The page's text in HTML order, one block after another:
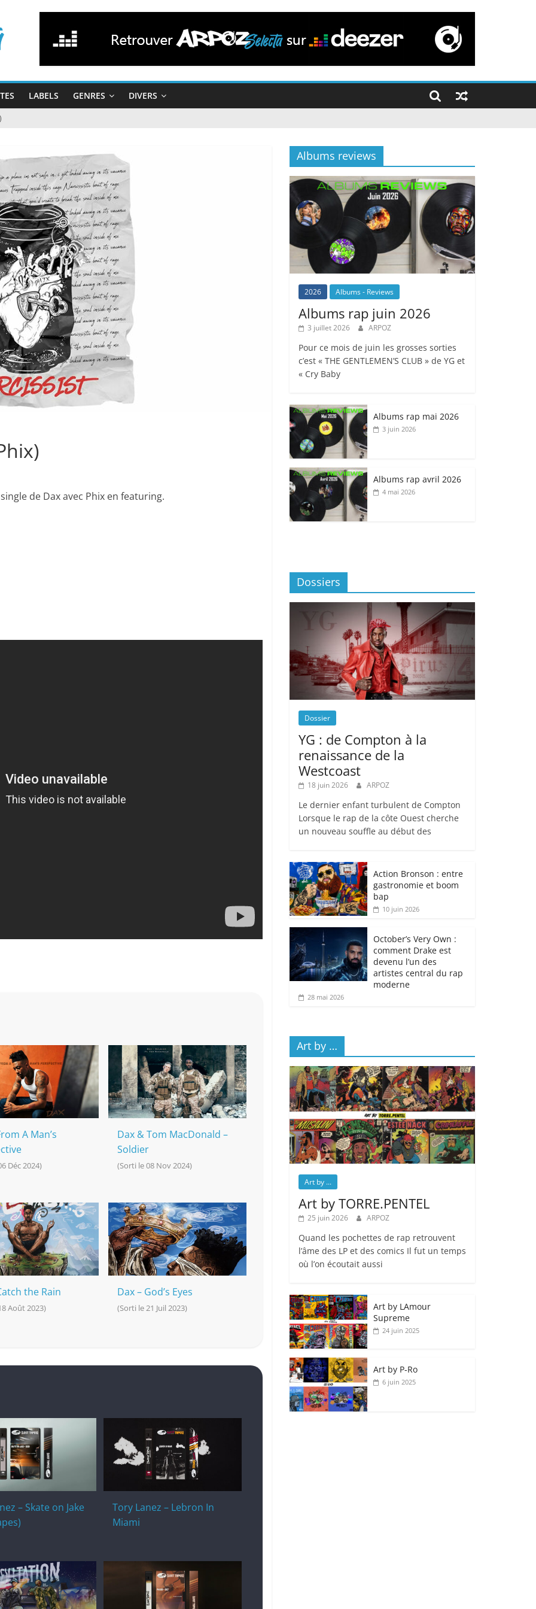
LABELS GENRES DIVERS
de Dax avec Phix en featuring.
A Man’s
Déc 2024)
Dax & Tom MacDonald –
Soldier
(Sorti le 08 Nov 2024)
the Rain
Août 2023)
Dax – God’s Eyes
(Sorti le 21 Juil 2023)
– Skate on Jake
Tory Lanez – Lebron In
Miami
Albums reviews
2026 Albums - Reviews
Albums rap juin 2026
3 juillet 2026 ARPOZ
Pour ce mois de juin les grosses sorties
c’est « THE GENTLEMEN’S CLUB » de YG et
« Cry Baby
Albums rap mai 2026
3 juin 2026
Albums rap avril 2026
4 mai 2026
Dossiers
Dossier
YG : de Compton à la
renaissance de la
Westcoast
18 juin 2026 ARPOZ
Le dernier enfant turbulent de Compton
Lorsque le rap de la côte Ouest cherche
un nouveau souffle au début des
Action Bronson : entre
gastronomie et boom
bap
10 juin 2026
October’s Very Own :
comment Drake est
devenu l’un des
artistes central du rap
moderne
28 mai 2026
Art by …
Art by ...
Art by TORRE.PENTEL
25 juin 2026 ARPOZ
Quand les pochettes de rap retrouvent
l’âme des LP et des comics Il fut un temps
où l’on écoutait aussi
Art by LAmour
Supreme
24 juin 2025
Art by P‑Ro
6 juin 2025